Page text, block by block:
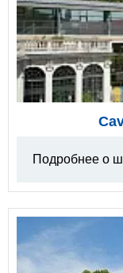
Подробнее о